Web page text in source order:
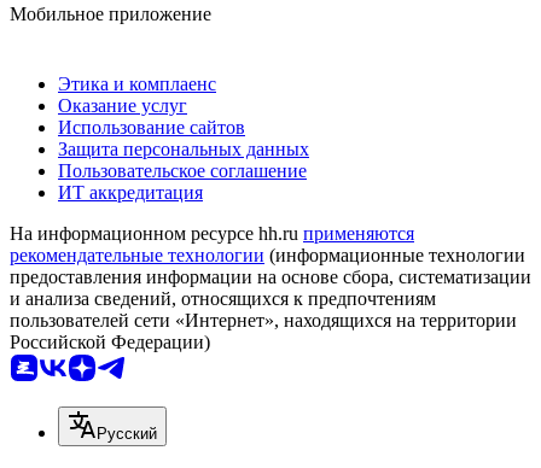
Мобильное приложение
Этика и комплаенс
Оказание услуг
Использование сайтов
Защита персональных данных
Пользовательское соглашение
ИТ аккредитация
На информационном ресурсе hh.ru применяются
рекомендательные технологии (информационные технологии
предоставления информации на основе сбора, систематизации
и анализа сведений, относящихся к предпочтениям
пользователей сети «Интернет», находящихся на территории
Российской Федерации)
Русский